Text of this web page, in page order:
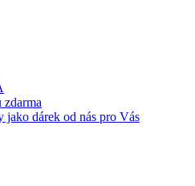
zdarma
jako dárek od nás pro Vás